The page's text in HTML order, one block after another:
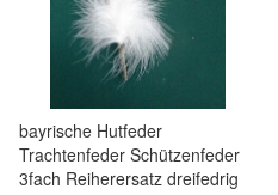
bayrische Hutfeder
Trachtenfeder Schützenfeder
3fach Reiherersatz dreifedrig